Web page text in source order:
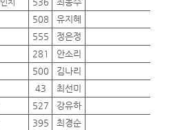
치
508 유지혜
555 정은정
281 안소리
500 김나리
43 최선미
527 강유하
395 최경순